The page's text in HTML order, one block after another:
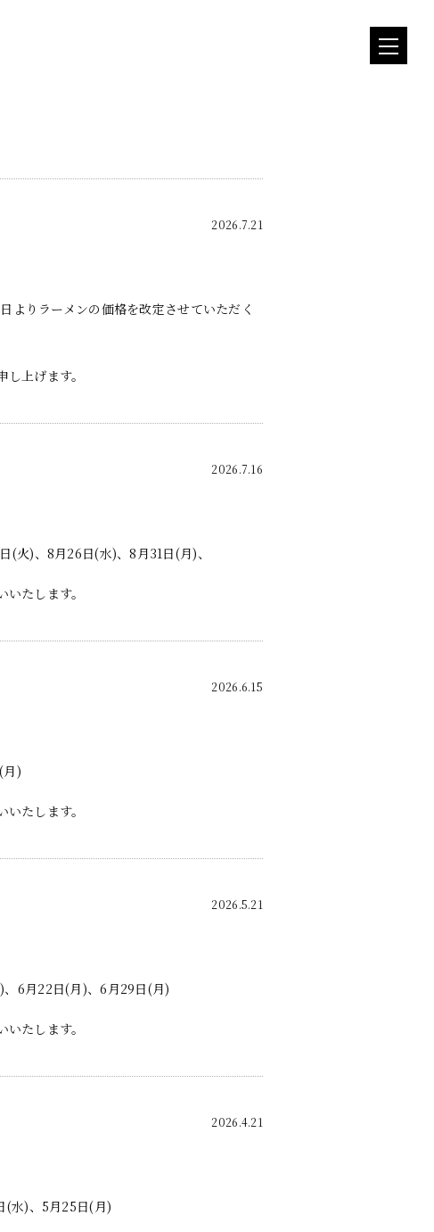
2026.7.21
よりラーメンの価格を改定させていただく
上げます。
2026.7.16
火)、8月26日(水)、8月31日(月)、
たします。
2026.6.15
月)
たします。
2026.5.21
6月22日(月)、6月29日(月)
たします。
2026.4.21
(水)、5月25日(月)